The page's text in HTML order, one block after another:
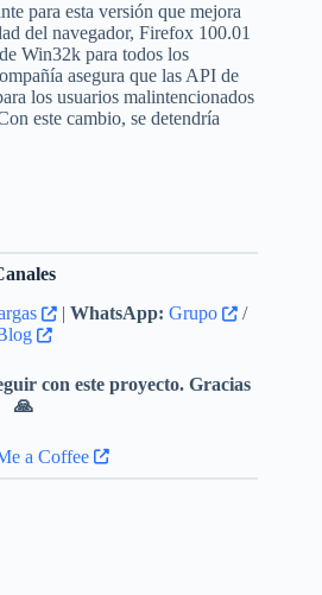
para esta versión que mejora
del navegador, Firefox 100.01
Win32k para todos los
asegura que las API de
los usuarios malintencionados
este cambio, se detendría
| WhatsApp: Grupo
/
con este proyecto. Gracias
🙏